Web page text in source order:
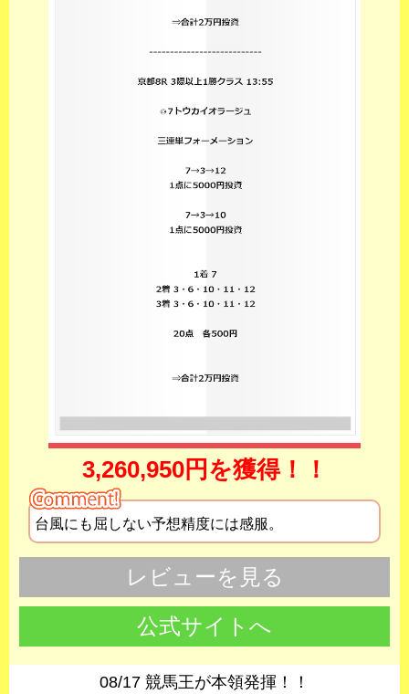
3,260,950円を獲得！！
台風にも屈しない予想精度には感服。
レビューを見る
公式サイトへ
08/17 競馬王が本領発揮！！